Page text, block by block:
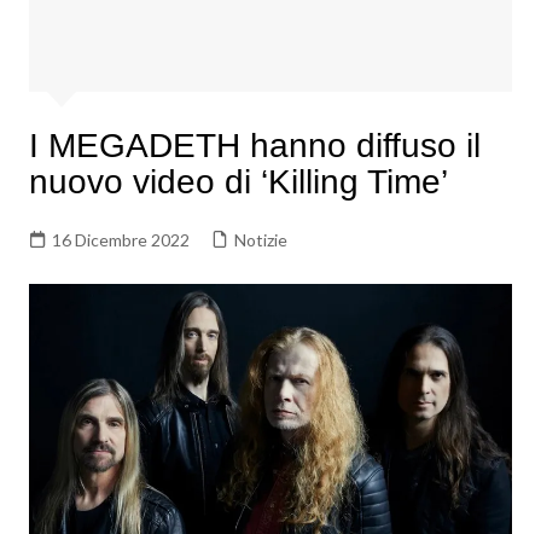
I MEGADETH hanno diffuso il
nuovo video di ‘Killing Time’
16 Dicembre 2022 Notizie